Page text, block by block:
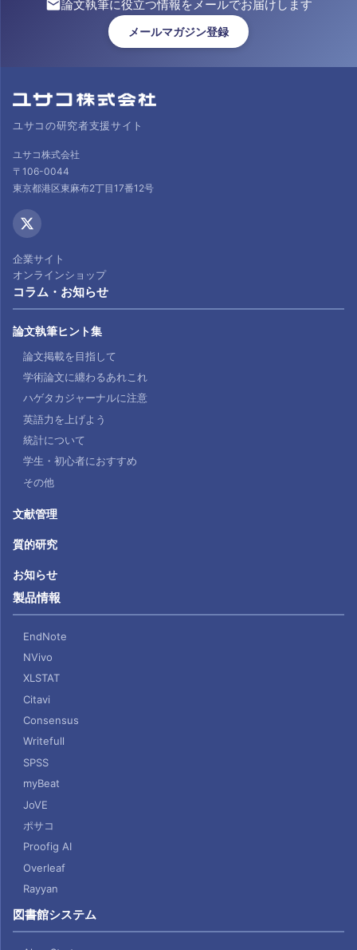
論文執筆に役立つ情報をメールでお届けします
メールマガジン登録
ユサコの研究者支援サイト
ユサコ株式会社
〒106-0044
東京都港区東麻布2丁目17番12号
企業サイト
オンラインショップ
コラム・お知らせ
論文執筆ヒント集
論文掲載を目指して
学術論文に纏わるあれこれ
ハゲタカジャーナルに注意
英語力を上げよう
統計について
学生・初心者におすすめ
その他
文献管理
質的研究
お知らせ
製品情報
EndNote
NVivo
XLSTAT
Citavi
Consensus
Writefull
SPSS
myBeat
JoVE
ポサコ
Proofig AI
Overleaf
Rayyan
図書館システム